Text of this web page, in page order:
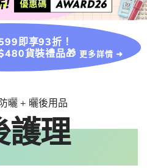
即享93折！
貨裝禮品🎁 更多詳情 ➜
防曬 + 曬後用品
護理